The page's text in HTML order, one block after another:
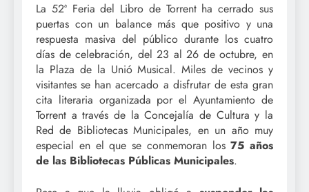
La 52ª Feria del Libro de Torrent ha cerrado sus
puertas con un balance más que positivo y una
respuesta masiva del público durante los cuatro
días de celebración, del 23 al 26 de octubre, en
la Plaza de la Unió Musical. Miles de vecinos y
visitantes se han acercado a disfrutar de esta gran
cita literaria organizada por el Ayuntamiento de
Torrent a través de la Concejalía de Cultura y la
Red de Bibliotecas Municipales, en un año muy
especial en el que se conmemoran los75 años
de las Bibliotecas Públicas Municipales.